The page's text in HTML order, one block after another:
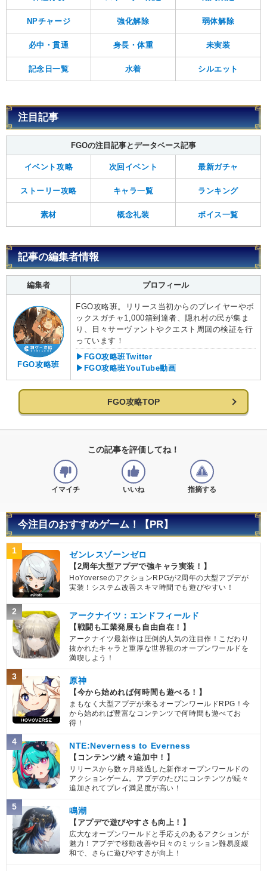
NPチャージ 強化解除 弱体解除
必中・貫通 身長・体重 未実装
記念日一覧 水着 シルエット
注目記事
FGOの注目記事とデータベース記事
イベント攻略 次回イベント 最新ガチャ
ストーリー攻略 キャラ一覧 ランキング
素材 概念礼装 ボイス一覧
記事の編集者情報
編集者 プロフィール
FGO攻略班
FGO攻略班。リリース当初からのプレイヤーやボ
ックスガチャ1,000箱到達者、隠れ村の民が集ま
り、日々サーヴァントやクエスト周回の検証を行
っています！
▶FGO攻略班Twitter
▶FGO攻略班YouTube動画
FGO攻略TOP
この記事を評価してね！
イマイチ いいね 指摘する
今注目のおすすめゲーム！【PR】
1 ゼンレスゾーンゼロ
【2周年大型アプデで強キャラ実装！】
HoYoverseのアクションRPGが2周年の大型アプデが
実装！システム改善スキマ時間でも遊びやすい！
2 アークナイツ：エンドフィールド
【戦闘も工業発展も自由自在！】
アークナイツ最新作は圧倒的人気の注目作！こだわり
抜かれたキャラと重厚な世界観のオープンワールドを
満喫しよう！
3 原神
【今から始めれば何時間も遊べる！】
まもなく大型アプデが来るオープンワールドRPG！今
から始めれば豊富なコンテンツで何時間も遊べてお
得！
4 NTE:Neverness to Everness
【コンテンツ続々追加中！】
リリースから数ヶ月経過した新作オープンワールドの
アクションゲーム。アプデのたびにコンテンツが続々
追加されてプレイ満足度が高い！
5 鳴潮
【アプデで遊びやすさも向上！】
広大なオープンワールドと手応えのあるアクションが
魅力！アプデで移動改善や日々のミッション難易度緩
和で、さらに遊びやすさが向上！